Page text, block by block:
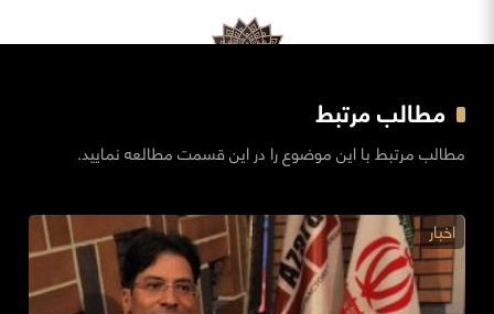
مطالب مرتبط
مطالب مرتبط با این موضوع را در این قسمت مطالعه نمایید.
اخبار